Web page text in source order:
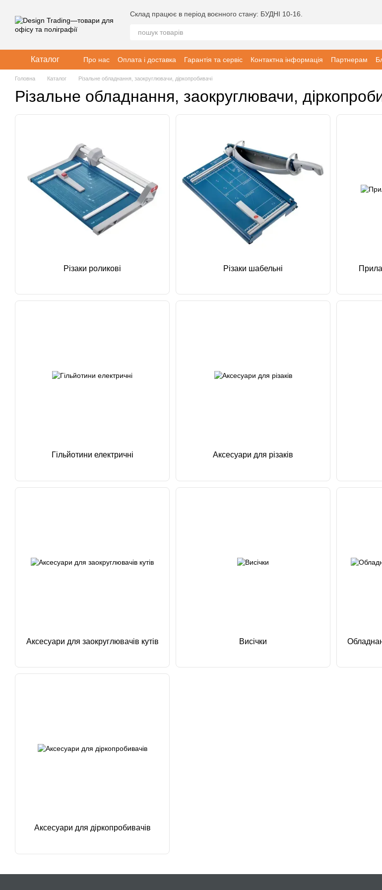
Склад працює в період воєнного стану: БУДНІ 10-16.
Каталог Про нас Оплата і доставка Гарантія та сервіс Контактна інформація Партнерам
Головна Каталог Різальне обладнання, заокруглювачи, діркопробивачі
Різальне обладнання, заокруглювачи,
Різаки роликові Різаки шабельні
Гільйотини електричні Аксесуари для різаків
Аксесуари для заокруглювачів кутів Висічки
Аксесуари для діркопробивачів